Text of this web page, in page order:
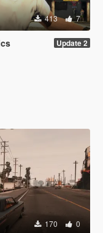
413 7
Update 2
170 0